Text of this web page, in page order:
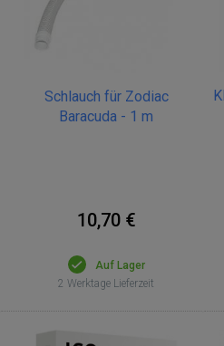
Schlauch für Zodiac
Baracuda - 1 m
10,70 €
Auf Lager
2 Werktage Lieferzeit